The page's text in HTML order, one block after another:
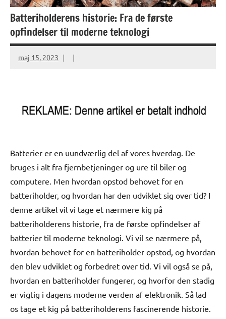
Batteriholderens historie: Fra de første
opfindelser til moderne teknologi
maj 15, 2023
Batterier er en uundværlig del af vores hverdag. De
bruges i alt fra fjernbetjeninger og ure til biler og
computere. Men hvordan opstod behovet for en
batteriholder, og hvordan har den udviklet sig over tid? I
denne artikel vil vi tage et nærmere kig på
batteriholderens historie, fra de første opfindelser af
batterier til moderne teknologi. Vi vil se nærmere på,
hvordan behovet for en batteriholder opstod, og hvordan
den blev udviklet og forbedret over tid. Vi vil også se på,
hvordan en batteriholder fungerer, og hvorfor den stadig
er vigtig i dagens moderne verden af elektronik. Så lad
os tage et kig på batteriholderens fascinerende historie.